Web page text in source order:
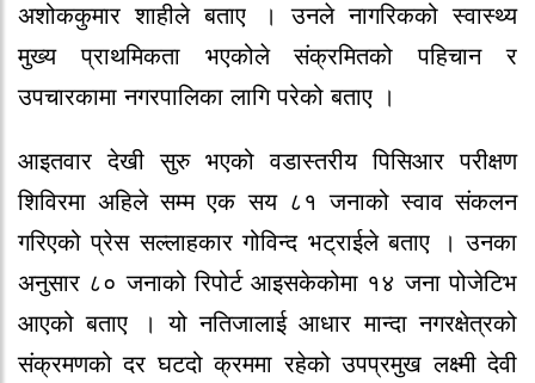
अशोककुमार शाहीले बताए । उनले नागरिकको स्वास्थ्य
मुख्य प्राथमिकता भएकोले संक्रमितको पहिचान र
उपचारकामा नगरपालिका लागि परेको बताए ।
आइतवार देखी सुरु भएको वडास्तरीय पिसिआर परीक्षण
शिविरमा अहिले सम्म एक सय ८१ जनाको स्वाव संकलन
गरिएको प्रेस सल्लाहकार गोविन्द भट्राईले बताए । उनका
अनुसार ८० जनाको रिपोर्ट आइसकेकोमा १४ जना पोजेटिभ
आएको बताए । यो नतिजालाई आधार मान्दा नगरक्षेत्रको
संक्रमणको दर घटदो क्रममा रहेको उपप्रमुख लक्ष्मी देवी